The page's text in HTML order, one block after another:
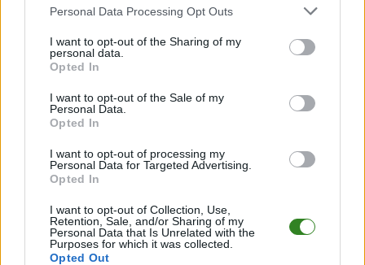
Please note that this website/app uses one or more Google
not limited to your visit or usage behaviour. You may click to
grant or deny consent to Google and its third-party tags to
use your data for below specified purposes in below Google
consent section.
Personal Data Processing Opt Outs
I want to opt-out of the Sharing of my
personal data.
Opted In
I want to opt-out of the Sale of my
Personal Data.
Opted In
I want to opt-out of processing my
Personal Data for Targeted Advertising.
Opted In
I want to opt-out of Collection, Use,
Retention, Sale, and/or Sharing of my
Personal Data that Is Unrelated with the
Purposes for which it was collected.
Opted Out
Hetman prowadził i
grał w osłabieniu.
Podlasie uratowało
remis w końcówce
2026-08-07 15:54
WYNIKI: sobotnie
mecze piłki nożnej i
Damian Zbozień
przed meczem z
Sandecją: "To klub
bliski mojemu
sercu"